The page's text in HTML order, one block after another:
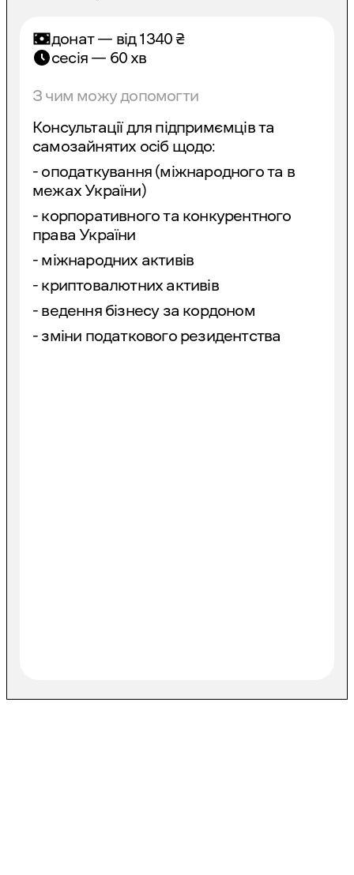
донат — від 1340 ₴
сесія — 60 хв
З чим можу допомогти
Консультації для підпримємців та
самозайнятих осіб щодо:
- оподаткування (міжнародного та в
межах України)
- корпоративного та конкурентного
права України
- міжнародних активів
- криптовалютних активів
- ведення бізнесу за кордоном
- зміни податкового резидентства